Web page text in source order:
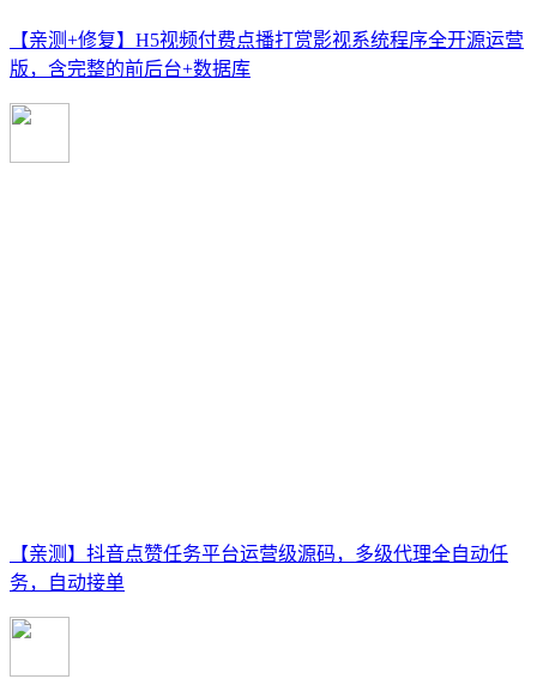
【亲测+修复】H5视频付费点播打赏影视系统程序全开源运营
版，含完整的前后台+数据库
【亲测】抖音点赞任务平台运营级源码，多级代理全自动任
务，自动接单